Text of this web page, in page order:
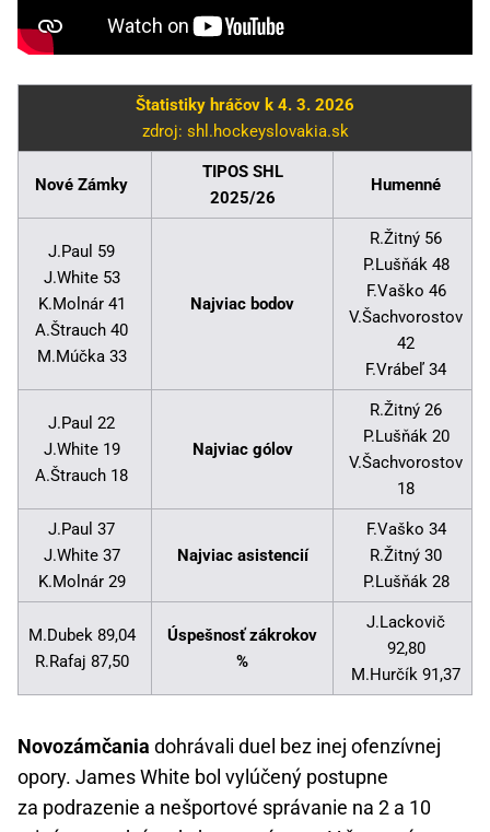
Štatistiky hráčov k 4. 3. 2026
zdroj: shl.hockeyslovakia.sk
Nové Zámky
TIPOS SHL
2025/26
Humenné
J.Paul 59
J.White 53
K.Molnár 41
A.Štrauch 40
M.Múčka 33
Najviac bodov
R.Žitný 56
P.Lušňák 48
F.Vaško 46
V.Šachvorostov
42
F.Vrábeľ 34
J.Paul 22
J.White 19
A.Štrauch 18
Najviac gólov
R.Žitný 26
P.Lušňák 20
V.Šachvorostov
18
J.Paul 37
J.White 37
K.Molnár 29
Najviac asistencií
F.Vaško 34
R.Žitný 30
P.Lušňák 28
M.Dubek 89,04
R.Rafaj 87,50
Úspešnosť zákrokov
%
J.Lackovič
92,80
M.Hurčík 91,37
Novozámčania dohrávali duel bez inej ofenzívnej
opory. James White bol vylúčený postupne
za podrazenie a nešportové správanie na 2 a 10